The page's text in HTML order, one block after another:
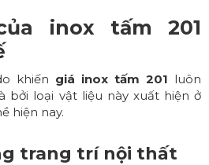
inox tấm 201
khiến giá inox tấm 201 luôn
bởi loại vật liệu này xuất hiện ở
hiện nay.
trang trí nội thất